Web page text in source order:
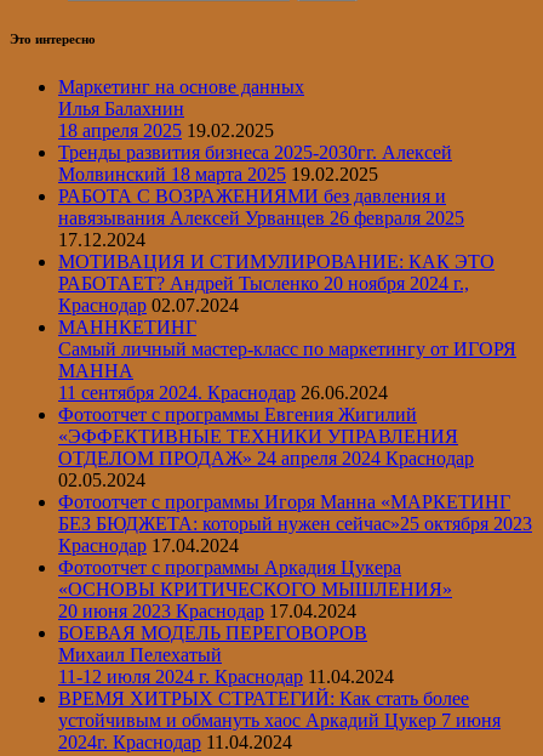
Это интересно
Маркетинг на основе данных
Илья Балахнин
18 апреля 2025 19.02.2025
Тренды развития бизнеса 2025-2030гг. Алексей
Молвинский 18 марта 2025 19.02.2025
РАБОТА С ВОЗРАЖЕНИЯМИ без давления и
навязывания Алексей Урванцев 26 февраля 2025
17.12.2024
МОТИВАЦИЯ И СТИМУЛИРОВАНИЕ: КАК ЭТО
РАБОТАЕТ? Андрей Тысленко 20 ноября 2024 г.,
Краснодар 02.07.2024
МАННКЕТИНГ
Самый личный мастер-класс по маркетингу от ИГОРЯ
МАННА
11 сентября 2024. Краснодар 26.06.2024
Фотоотчет с программы Евгения Жигилий
«ЭФФЕКТИВНЫЕ ТЕХНИКИ УПРАВЛЕНИЯ
ОТДЕЛОМ ПРОДАЖ» 24 апреля 2024 Краснодар
02.05.2024
Фотоотчет с программы Игоря Манна «МАРКЕТИНГ
БЕЗ БЮДЖЕТА: который нужен сейчас»25 октября 2023
Краснодар 17.04.2024
Фотоотчет с программы Аркадия Цукера
«ОСНОВЫ КРИТИЧЕСКОГО МЫШЛЕНИЯ»
20 июня 2023 Краснодар 17.04.2024
БОЕВАЯ МОДЕЛЬ ПЕРЕГОВОРОВ
Михаил Пелехатый
11-12 июля 2024 г. Краснодар 11.04.2024
ВРЕМЯ ХИТРЫХ СТРАТЕГИЙ: Как стать более
устойчивым и обмануть хаос Аркадий Цукер 7 июня
2024г. Краснодар 11.04.2024